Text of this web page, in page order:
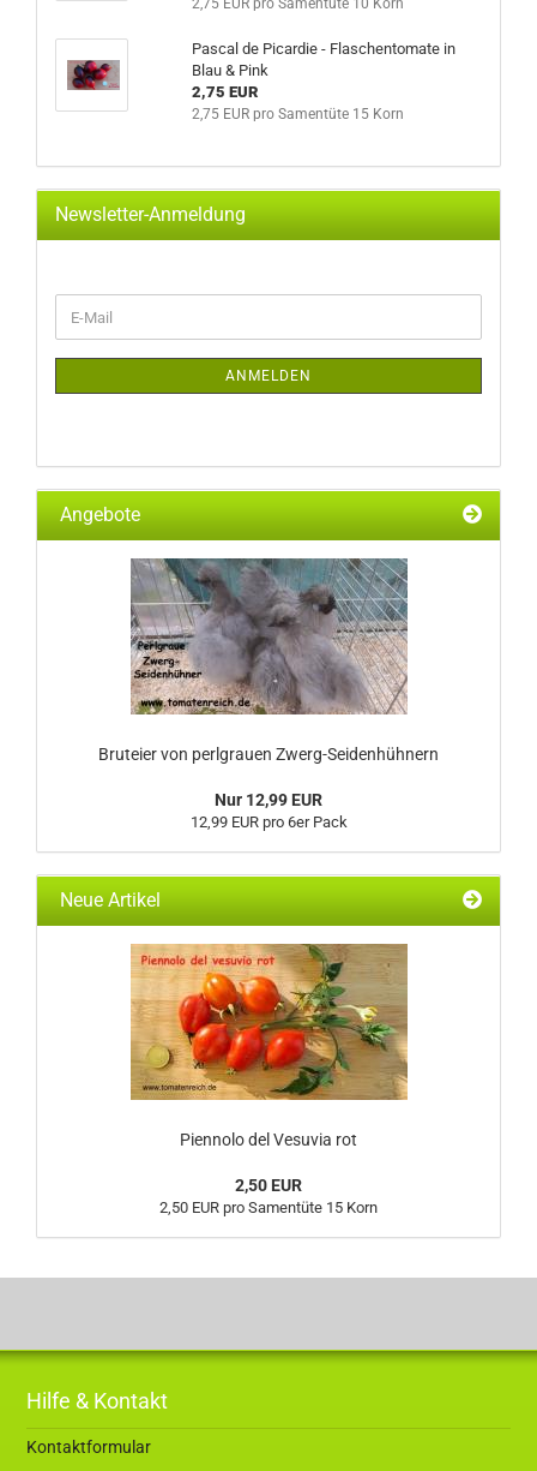
2,75 EUR pro Samentüte 10 Korn
Pascal de Picardie - Flaschentomate in
Blau & Pink
2,75 EUR
2,75 EUR pro Samentüte 15 Korn
Newsletter-Anmeldung
ZUR
E-
Mail
ANMELDEN
Angebote
Bruteier von perlgrauen Zwerg-Seidenhühnern
Nur 12,99 EUR
12,99 EUR pro 6er Pack
Neue Artikel
Piennolo del Vesuvia rot
2,50 EUR
2,50 EUR pro Samentüte 15 Korn
Hilfe & Kontakt
Kontaktformular